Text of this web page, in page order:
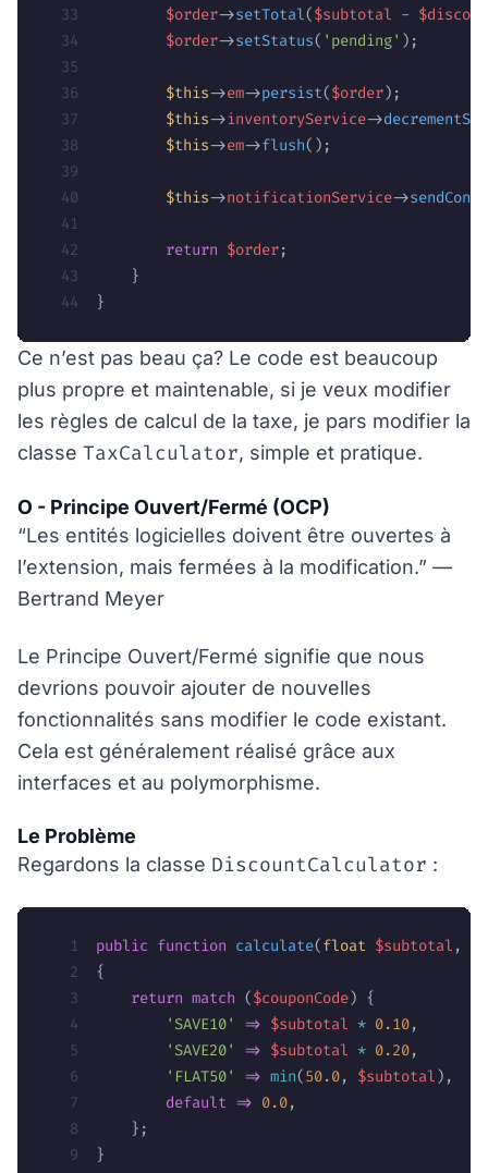
        $order
->setTotal($subtotal -
        $order
->setStatus( 'pending' );
        $this
->em->persist($order);
        $this
->inventoryService->
        $this
->em->flush();
        $this
->notificationService->
        return
$order;
    }
}
Ce n’est pas beau ça? Le code est beaucoup
plus propre et maintenable, si je veux modifier
les règles de calcul de la taxe, je pars modifier la
classe TaxCalculator, simple et pratique.
O - Principe Ouvert/Fermé (OCP)
“Les entités logicielles doivent être ouvertes à
l’extension, mais fermées à la modification.” —
Bertrand Meyer
Le Principe Ouvert/Fermé signifie que nous
devrions pouvoir ajouter de nouvelles
fonctionnalités sans modifier le code existant.
Cela est généralement réalisé grâce aux
interfaces et au polymorphisme.
Le Problème
Regardons la classe DiscountCalculator :
public function calculate(float $subtotal , ?
{
    return
match ($couponCode) {
        'SAVE10'
=> $subtotal * 0.10,
        'SAVE20'
=> $subtotal * 0.20,
        'FLAT50'
=> min(50.0, $subtotal),
        default
=> 0.0,
    };
}